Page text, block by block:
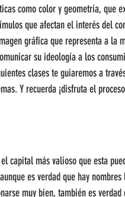
como color y geometría, que
que afectan el interés del
gráfica que representa a la
su ideología a los
clases te guiaremos a
Y recuerda ¡disfruta el
capital más valioso que esta
es verdad que hay
muy bien, también es